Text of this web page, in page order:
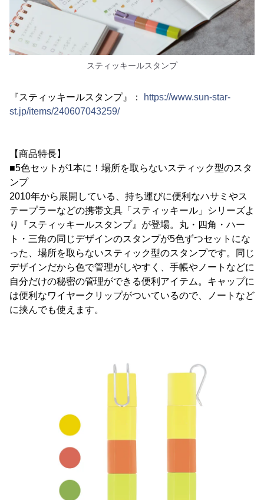
スティッキールスタンプ
『スティッキールスタンプ』：
https://www.sun-star-
st.jp/items/240607043259/
【商品特長】
■5色セットが1本に！場所を取らないスティック型のスタ
ンプ
2010年から展開している、持ち運びに便利なハサミやス
テープラーなどの携帯文具「スティッキール」シリーズよ
り『スティッキールスタンプ』が登場。丸・四角・ハー
ト・三角の同じデザインのスタンプが5色ずつセットにな
った、場所を取らないスティック型のスタンプです。同じ
デザインだから色で管理がしやすく、手帳やノートなどに
自分だけの秘密の管理ができる便利アイテム。キャップに
は便利なワイヤークリップがついているので、ノートなど
に挟んでも使えます。